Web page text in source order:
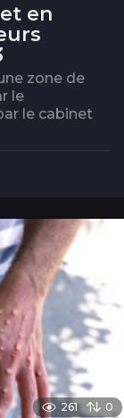
en
zone de
le
le cabinet
261 0